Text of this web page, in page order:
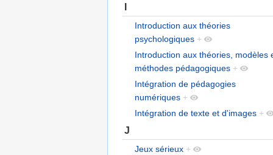
I
Introduction aux théories
psychologiques +
Introduction aux théories, modèles
méthodes pédagogiques +
Intégration de pédagogies
numériques +
Intégration de texte et d'images +
J
Jeux sérieux +